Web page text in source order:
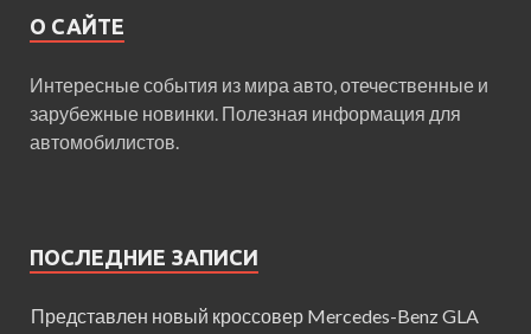
О САЙТЕ
Интересные события из мира авто, отечественные и
зарубежные новинки. Полезная информация для
автомобилистов.
ПОСЛЕДНИЕ ЗАПИСИ
Представлен новый кроссовер Mercedes-Benz GLA